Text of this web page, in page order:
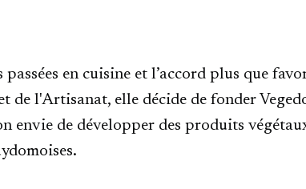
en cuisine et l’accord plus que
de l'Artisanat, elle décide de fonder
envie de développer des produits